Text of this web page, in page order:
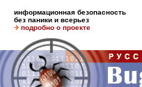
информационная безопасность
без паники и всерьез
подробно о проекте